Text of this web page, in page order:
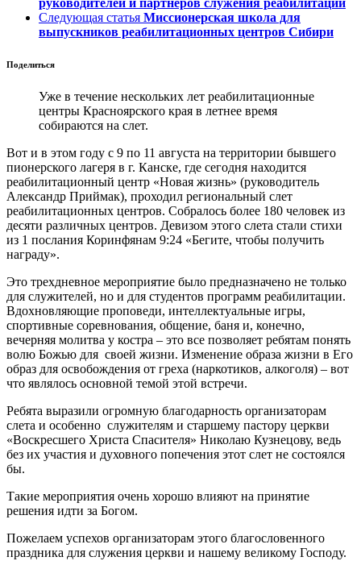
руководителей и партнеров служения реабилитации
Следующая статья Миссионерская школа для
выпускников реабилитационных центров Сибири
Поделиться
Уже в течение нескольких лет реабилитационные
центры Красноярского края в летнее время
собираются на слет.
Вот и в этом году с 9 по 11 августа на территории бывшего
пионерского лагеря в г. Канске, где сегодня находится
реабилитационный центр «Новая жизнь» (руководитель
Александр Приймак), проходил региональный слет
реабилитационных центров. Собралось более 180 человек из
десяти различных центров. Девизом этого слета стали стихи
из 1 послания Коринфянам 9:24 «Бегите, чтобы получить
награду».
Это трехдневное мероприятие было предназначено не только
для служителей, но и для студентов программ реабилитации.
Вдохновляющие проповеди, интеллектуальные игры,
спортивные соревнования, общение, баня и, конечно,
вечерняя молитва у костра – это все позволяет ребятам понять
волю Божью для своей жизни. Изменение образа жизни в Его
образ для освобождения от греха (наркотиков, алкоголя) – вот
что являлось основной темой этой встречи.
Ребята выразили огромную благодарность организаторам
слета и особенно служителям и старшему пастору церкви
«Воскресшего Христа Спасителя» Николаю Кузнецову, ведь
без их участия и духовного попечения этот слет не состоялся
бы.
Такие мероприятия очень хорошо влияют на принятие
решения идти за Богом.
Пожелаем успехов организаторам этого благословенного
праздника для служения церкви и нашему великому Господу.